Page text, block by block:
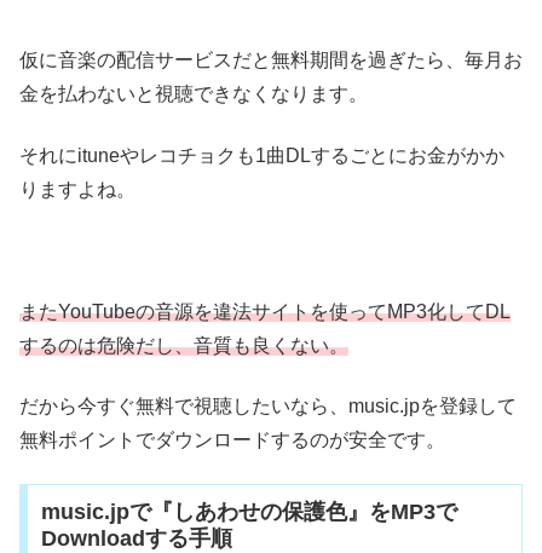
仮に音楽の配信サービスだと無料期間を過ぎたら、毎月お
金を払わないと視聴できなくなります。
それにituneやレコチョクも1曲DLするごとにお金がかか
りますよね。
またYouTubeの音源を違法サイトを使ってMP3化してDL
するのは危険だし、音質も良くない。
だから今すぐ無料で視聴したいなら、music.jpを登録して
無料ポイントでダウンロードするのが安全です。
music.jpで『しあわせの保護色』をMP3で
Downloadする手順